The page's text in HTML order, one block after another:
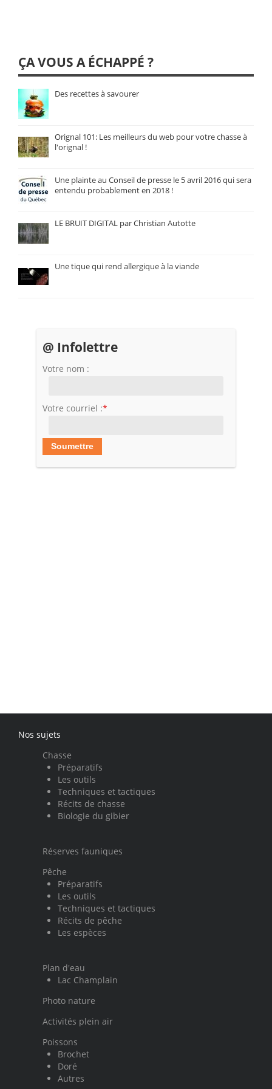
ÇA VOUS A ÉCHAPPÉ ?
Des recettes à savourer
Orignal 101: Les meilleurs du web pour votre chasse à
l'orignal !
Une plainte au Conseil de presse le 5 avril 2016 qui sera
entendu probablement en 2018 !
LE BRUIT DIGITAL par Christian Autotte
Une tique qui rend allergique à la viande
@ Infolettre
Votre nom :
Votre courriel :*
Nos sujets
Chasse
Préparatifs
Les outils
Techniques et tactiques
Récits de chasse
Biologie du gibier
Réserves fauniques
Pêche
Préparatifs
Les outils
Techniques et tactiques
Récits de pêche
Les espèces
Plan d'eau
Lac Champlain
Photo nature
Activités plein air
Poissons
Brochet
Doré
Autres